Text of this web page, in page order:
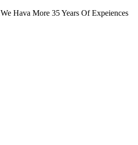
We Hava More 35 Years Of Expeiences